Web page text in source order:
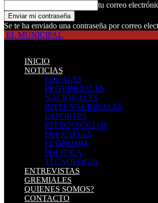
tu correo
Se te ha enviado una contraseña por correo
EL MUNICIPAL
INICIO
NOTICIAS
LOCALES
PROVINCIALES
NACIONALES
INTERNACIONALES
DEPORTES
ESPECTACULOS
POLICIALES
ECONOMIA
POLITICA
TECNOLOGIA
ENTREVISTAS
GREMIALES
QUIENES SOMOS?
CONTACTO